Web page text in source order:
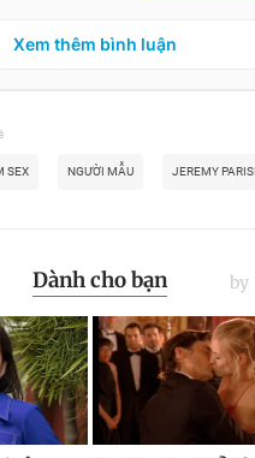
Xem thêm bình luận
SEX NGƯỜI MẪU JEREMY PARISI